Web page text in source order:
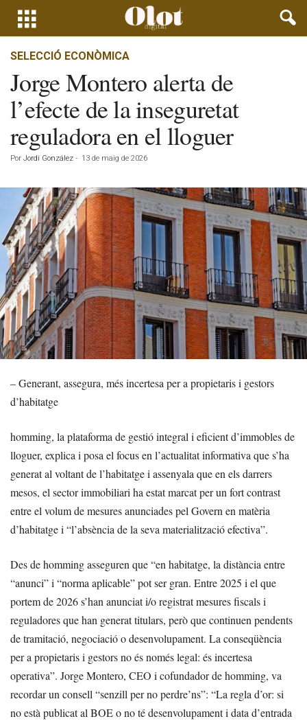
SELECCIÓ ECONÒMICA
Jorge Montero alerta de
l’efecte de la inseguretat
reguladora en el lloguer
Por Jordi González - 13 de maig de 2026
– Generant, assegura, més incertesa per a propietaris i gestors
d’habitatge
homming, la plataforma de gestió integral i eficient d’immobles de
lloguer, explica i posa el focus en l’actualitat informativa que s’ha
generat al voltant de l’habitatge i assenyala que en els darrers
mesos, el sector immobiliari ha estat marcat per un fort contrast
entre el volum de mesures anunciades pel Govern en matèria
d’habitatge i “l’absència de la seva materialització efectiva”.
Des de homming asseguren que “en habitatge, la distància entre
“anunci” i “norma aplicable” pot ser gran. Entre 2025 i el que
portem de 2026 s’han anunciat i/o registrat mesures fiscals i
reguladores que han generat titulars, però que continuen pendents
de tramitació, negociació o desenvolupament. La conseqüència
per a propietaris i gestors no és només legal: és incertesa
operativa”. Jorge Montero, CEO i cofundador de homming, va
recordar un consell “senzill per no perdre’ns”: “La regla d’or: si
no està publicat al BOE o no té desenvolupament i data d’entrada